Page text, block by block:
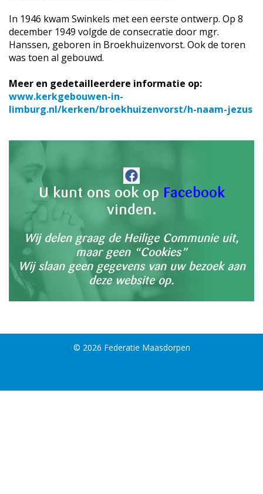
In 1946 kwam Swinkels met een eerste ontwerp. Op 8
december 1949 volgde de consecratie door mgr.
Hanssen, geboren in Broekhuizenvorst. Ook de toren
was toen al gebouwd.
Meer en gedetailleerdere informatie op:
www.kerkgebouwen-in-
limburg.nl/kerken/broekhuizenvorst/h-naam-jezus
U kunt ons ook op Facebook
vinden.
Wij delen graag de Heilige Communie uit,
maar geen “Cookies”
Wij slaan geen gegevens van uw bezoek aan
deze website op.
© 2026 Federatie Maasdorpen